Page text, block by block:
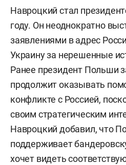
Навроцкий стал
году. Он неоднократно
заявлениями в адрес
Украину за нерешенные
Ранее президент Польши
продолжит оказывать
конфликте с Россией,
своим стратегическим
Навроцкий добавил, что
поддерживает
хочет видеть